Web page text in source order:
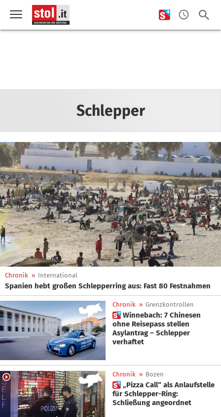
Schlepper
Chronik » International
Spanien hebt großen Schlepperring aus: Fast 80 Festnahmen
Chronik » Grenzkontrollen
 Winnebach: 7 Chinesen
ohne Reisepass stellen
Asylantrag – Schlepper
verhaftet
Chronik » Bozen
 „Pizza Call“ als Anlaufstelle
für Schlepper-Ring:
Schließung angeordnet